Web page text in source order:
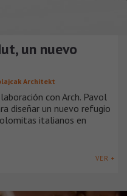
un nuevo
Architekt
con Arch. Pavol
diseñar un nuevo refugio
italianos en
VER +